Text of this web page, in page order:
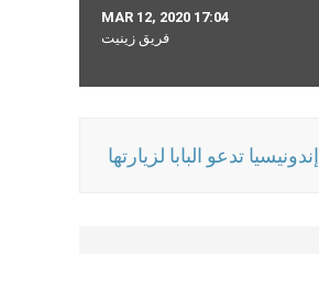
MAR 12, 2020 17:04
فريق زينيت
إندونيسيا تدعو البابا لزيارتها